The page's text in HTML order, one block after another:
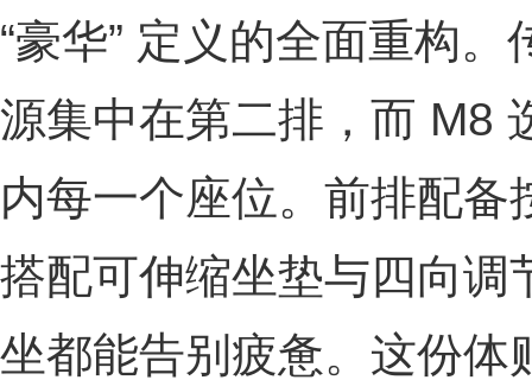
“豪华” 定义的全面重构
源集中在第二排，而 M8
内每一个座位。前排配
搭配可伸缩坐垫与四向调
坐都能告别疲惫。这份体